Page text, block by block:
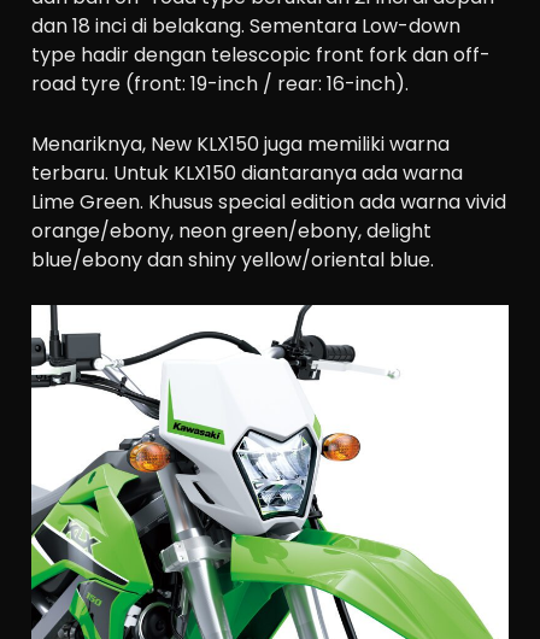
dan 18 inci di belakang. Sementara Low-down
type hadir dengan telescopic front fork dan off-
road tyre (front: 19-inch / rear: 16-inch).
Menariknya, New KLX150 juga memiliki warna
terbaru. Untuk KLX150 diantaranya ada warna
Lime Green. Khusus special edition ada warna vivid
orange/ebony, neon green/ebony, delight
blue/ebony dan shiny yellow/oriental blue.